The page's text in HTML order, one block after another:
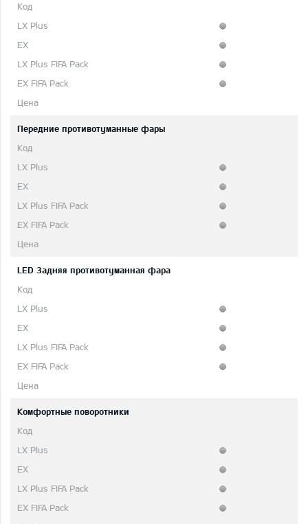
Передние противотуманные фары
LED 3адняя противотуманная фара
Комфортные поворотники